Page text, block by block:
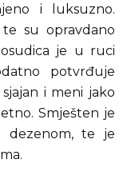
i luksuzno.
su opravdano
je u ruci
potvrđuje
i meni jako
Smješten je
dezenom, te je